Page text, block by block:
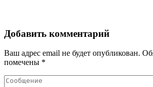
Добавить комментарий
Ваш адрес email не будет опубликован.
помечены *